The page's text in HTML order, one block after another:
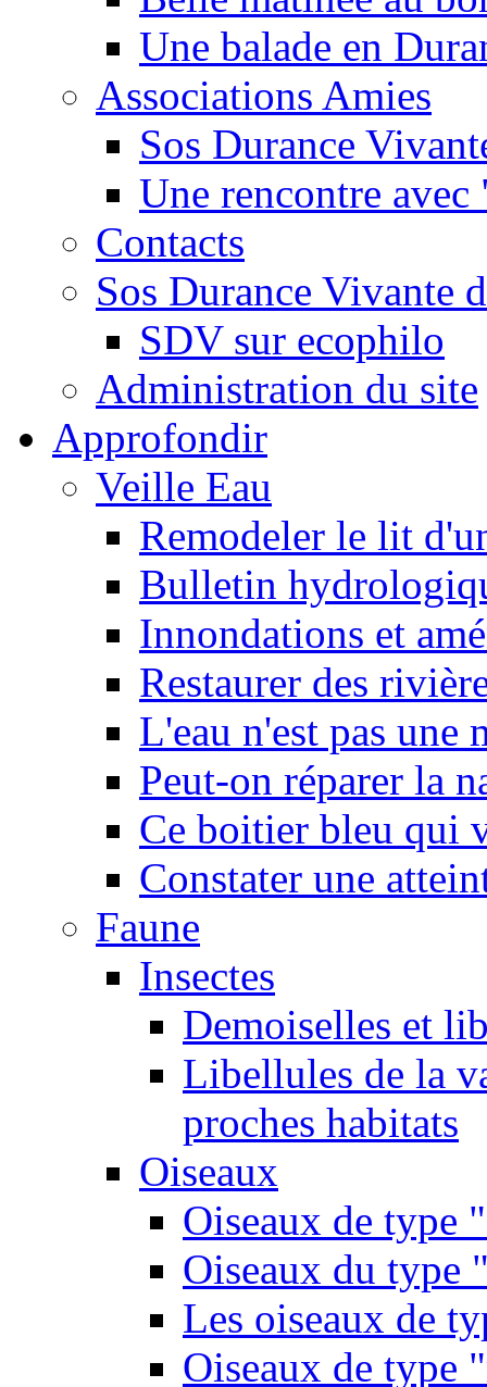
Une balade en
Associations Amies
Sos Durance
Une rencontre
Contacts
Sos Durance Vivante
SDV sur ecophilo
Administration du site
Approfondir
Veille Eau
Remodeler le lit
Bulletin
Innondations et
Restaurer des
L'eau n'est pas une
Peut-on réparer la
Ce boitier bleu qui
Constater une
Faune
Insectes
Demoiselles et
Libellules de la
proches habitats
Oiseaux
Oiseaux de type
Oiseaux du type
Les oiseaux de
Oiseaux de type